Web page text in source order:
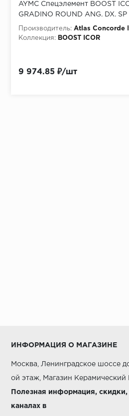
AYMC Спецэлемент BOOST
GRADINO ROUND ANG. DX.
см
Производитель: Atlas Concorde
Коллекция:
BOOST ICOR
9 974.85 ₽/шт
ИНФОРМАЦИЯ О МАГАЗИНЕ
Москва, Ленинградское шоссе
ой этаж, Магазин Керамический
Полезная информация,
каналах в